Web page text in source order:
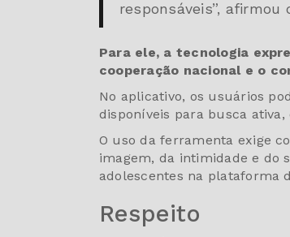
responsáveis”, afirmou
Para ele, a tecnologia
cooperação nacional e o
No aplicativo, os usuários
disponíveis para busca
O uso da ferramenta exige
imagem, da intimidade e do
adolescentes na plataforma
Respeito